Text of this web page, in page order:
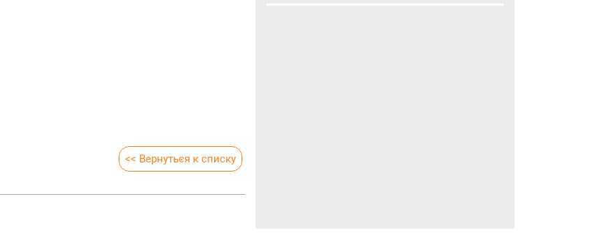
<< Вернуться к списку